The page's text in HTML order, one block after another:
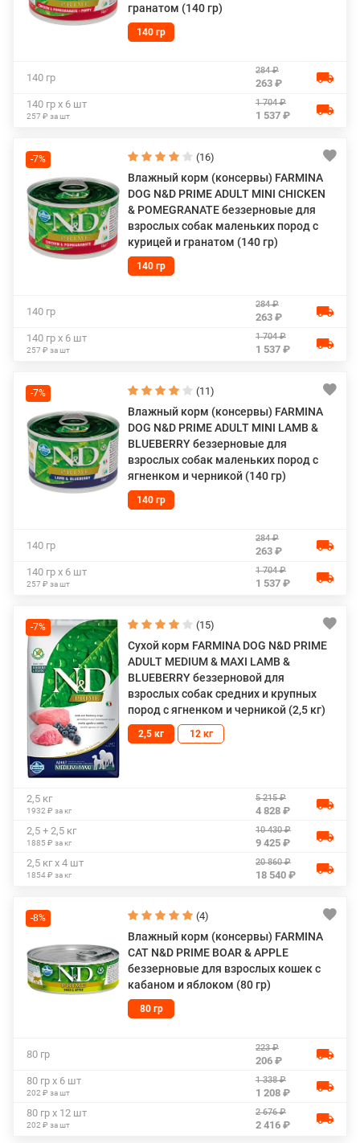
гранатом (140 гр)
140 гр
140 гр
284 ₽
263 ₽
140 гр х 6 шт
257 ₽ за шт
1 704 ₽
1 537 ₽
-7% (16)
Влажный корм (консервы) FARMINA
DOG N&D PRIME ADULT MINI CHICKEN
& POMEGRANATE беззерновые для
взрослых собак маленьких пород с
курицей и гранатом (140 гр)
140 гр
140 гр
284 ₽
263 ₽
140 гр х 6 шт
257 ₽ за шт
1 704 ₽
1 537 ₽
-7% (11)
Влажный корм (консервы) FARMINA
DOG N&D PRIME ADULT MINI LAMB &
BLUEBERRY беззерновые для
взрослых собак маленьких пород с
ягненком и черникой (140 гр)
140 гр
140 гр
284 ₽
263 ₽
140 гр х 6 шт
257 ₽ за шт
1 704 ₽
1 537 ₽
-7% (15)
Сухой корм FARMINA DOG N&D PRIME
ADULT MEDIUM & MAXI LAMB &
BLUEBERRY беззерновой для
взрослых собак средних и крупных
пород с ягненком и черникой (2,5 кг)
2,5 кг 12 кг
2,5 кг
1932 ₽ за кг
5 215 ₽
4 828 ₽
2,5 + 2,5 кг
1885 ₽ за кг
10 430 ₽
9 425 ₽
2,5 кг х 4 шт
1854 ₽ за кг
20 860 ₽
18 540 ₽
-8% (4)
Влажный корм (консервы) FARMINA
CAT N&D PRIME BOAR & APPLE
беззерновые для взрослых кошек с
кабаном и яблоком (80 гр)
80 гр
80 гр
223 ₽
206 ₽
80 гр х 6 шт
202 ₽ за шт
1 338 ₽
1 208 ₽
80 гр х 12 шт
202 ₽ за шт
2 676 ₽
2 416 ₽